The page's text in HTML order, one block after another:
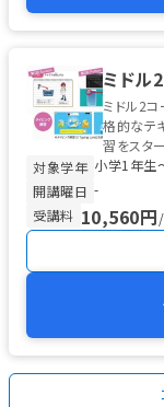
ミドル
ミドル2
格的なテ
習をスタ
対象学年 小学1年生
開講曜日 -
受講料 10,560円